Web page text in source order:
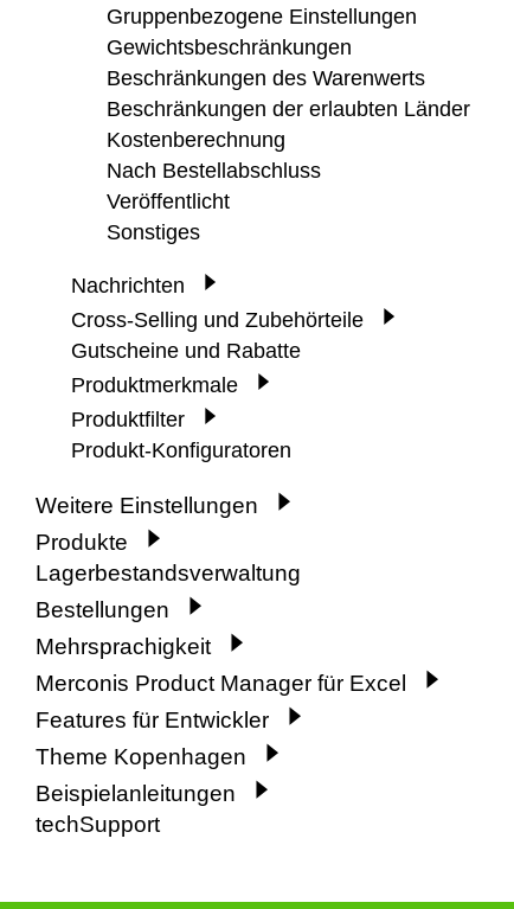
Gruppenbezogene Einstellungen
Gewichtsbeschränkungen
Beschränkungen des Warenwerts
Beschränkungen der erlaubten Länder
Kostenberechnung
Nach Bestellabschluss
Veröffentlicht
Sonstiges
Nachrichten
Cross-Selling und Zubehörteile
Gutscheine und Rabatte
Produktmerkmale
Produktfilter
Produkt-Konfiguratoren
Weitere Einstellungen
Produkte
Lagerbestandsverwaltung
Bestellungen
Mehrsprachigkeit
Merconis Product Manager für Excel
Features für Entwickler
Theme Kopenhagen
Beispielanleitungen
techSupport